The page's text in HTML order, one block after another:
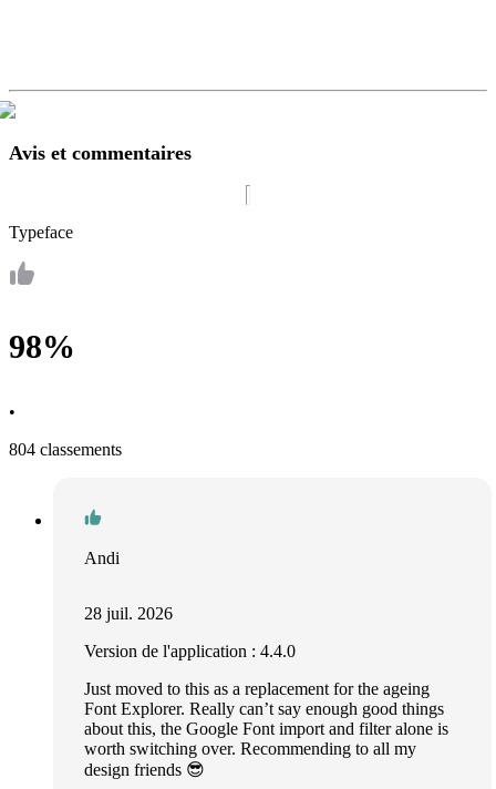
Avis et commentaires
Typeface
98%
•
804 classements
Andi
28 juil. 2026
Version de l'application : 4.4.0
Just moved to this as a replacement for the ageing
Font Explorer. Really can’t say enough good things
about this, the Google Font import and filter alone is
worth switching over. Recommending to all my
design friends 😎